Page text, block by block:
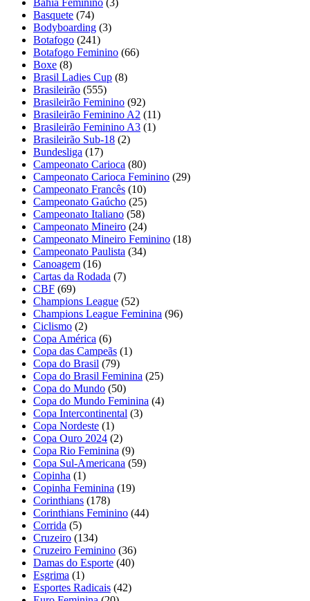
Bahia Feminino (3)
Basquete (74)
Bodyboarding (3)
Botafogo (241)
Botafogo Feminino (66)
Boxe (8)
Brasil Ladies Cup (8)
Brasileirão (555)
Brasileirão Feminino (92)
Brasileirão Feminino A2 (11)
Brasileirão Feminino A3 (1)
Brasileirão Sub-18 (2)
Bundesliga (17)
Campeonato Carioca (80)
Campeonato Carioca Feminino (29)
Campeonato Francês (10)
Campeonato Gaúcho (25)
Campeonato Italiano (58)
Campeonato Mineiro (24)
Campeonato Mineiro Feminino (18)
Campeonato Paulista (34)
Canoagem (16)
Cartas da Rodada (7)
CBF (69)
Champions League (52)
Champions League Feminina (96)
Ciclismo (2)
Copa América (6)
Copa das Campeãs (1)
Copa do Brasil (79)
Copa do Brasil Feminina (25)
Copa do Mundo (50)
Copa do Mundo Feminina (4)
Copa Intercontinental (3)
Copa Nordeste (1)
Copa Ouro 2024 (2)
Copa Rio Feminina (9)
Copa Sul-Americana (59)
Copinha (1)
Copinha Feminina (19)
Corinthians (178)
Corinthians Feminino (44)
Corrida (5)
Cruzeiro (134)
Cruzeiro Feminino (36)
Damas do Esporte (40)
Esgrima (1)
Esportes Radicais (42)